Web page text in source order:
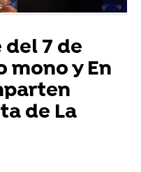
del 7 de
mono y En
de La